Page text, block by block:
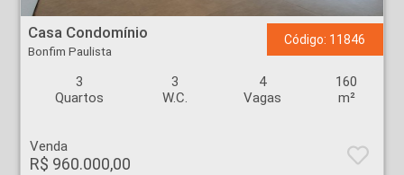
Casa Condomínio - Bonfim Paulista - Ribeirão Preto
Casa Condomínio
Bonfim Paulista
Código: 11846
3
Quartos
3
W.C.
4
Vagas
160
m²
Venda
R$ 960.000,00